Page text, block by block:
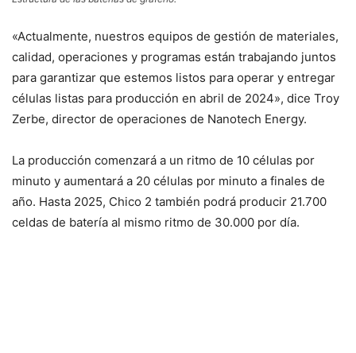
«Actualmente, nuestros equipos de gestión de materiales,
calidad, operaciones y programas están trabajando juntos
para garantizar que estemos listos para operar y entregar
células listas para producción en abril de 2024», dice Troy
Zerbe, director de operaciones de Nanotech Energy.
La producción comenzará a un ritmo de 10 células por
minuto y aumentará a 20 células por minuto a finales de
año. Hasta 2025, Chico 2 también podrá producir 21.700
celdas de batería al mismo ritmo de 30.000 por día.